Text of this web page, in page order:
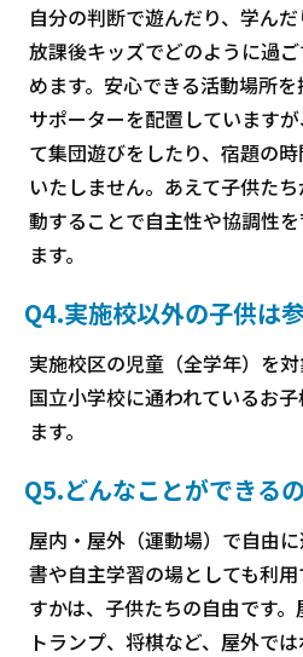
自分の判断で遊んだり、学んだ
放課後キッズでどのように過
めます。安心できる活動場所
サポーターを配置しています
て集団遊びをしたり、宿題の
いたしません。あえて子供た
動することで自主性や協調性
ます。
Q4.実施校以外の子供は
実施校区の児童（全学年）を対
国立小学校に通われているお
ます。
Q5.どんなことができる
屋内・屋外（運動場）で自由
書や自主学習の場としても利
すかは、子供たちの自由です
トランプ、将棋など、屋外で